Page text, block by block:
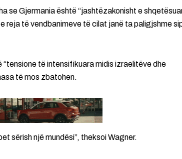
se Gjermania është “jashtëzakonisht e
reja të vendbanimeve të cilat janë ta paligjshme
të intensifikuara midis izraelitëve dhe
të mos zbatohen.
sërish një mundësi”, theksoi Wagner.